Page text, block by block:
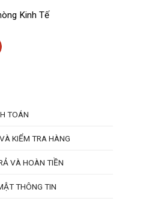
sản
Kinh Tế
TOÁN
KIỂM TRA HÀNG
VÀ HOÀN TIỀN
THÔNG TIN